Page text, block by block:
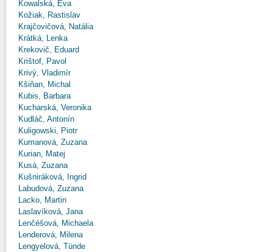
Kowalská, Eva
Kožiak, Rastislav
Krajčovičová, Natália
Krátká, Lenka
Krekovič, Eduard
Krištof, Pavol
Krivý, Vladimír
Kšiňan, Michal
Kubis, Barbara
Kucharská, Veronika
Kudláč, Antonín
Kuligowski, Piotr
Kumanová, Zuzana
Kurian, Matej
Kusá, Zuzana
Kušniráková, Ingrid
Labudová, Zuzana
Lacko, Martin
Laslavíková, Jana
Lenčéšová, Michaela
Lenderová, Milena
Lengyelová, Tünde